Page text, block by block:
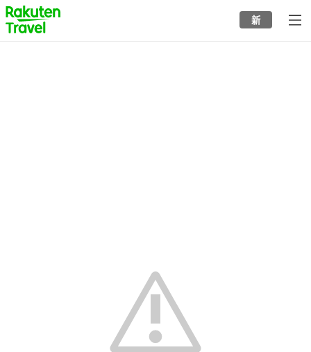
to
top
page
新